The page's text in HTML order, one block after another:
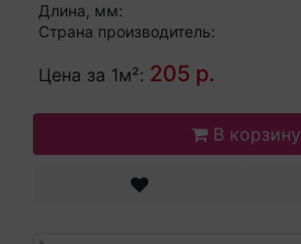
Длина, мм:
Страна производитель:
Цена за 1м²: 205 р.
В корзину